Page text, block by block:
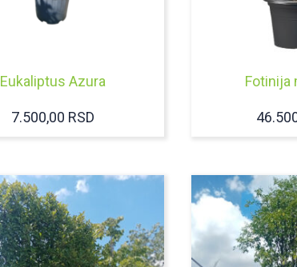
Eukaliptus Azura
7.500,00 RSD
Fotinija